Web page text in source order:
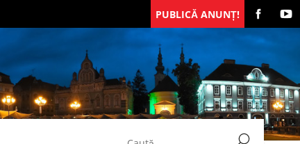
PUBLICĂ ANUNȚ!